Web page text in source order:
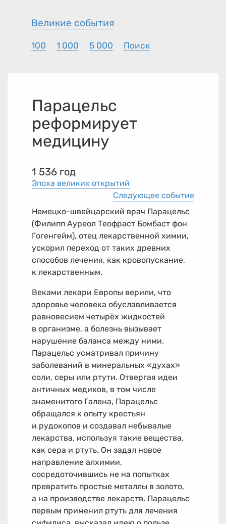
Великие события
100 1 000 5 000 Поиск
Парацельс
реформирует
медицину
1 536 год
Эпоха великих открытий
Следующее событие
Немецко-швейцарский врач Парацельс
(Филипп Ауреол Теофраст Бомбаст фон
Гогенгейм), отец лекарственной химии,
ускорил переход от таких древних
способов лечения, как кровопускание,
к лекарственным.
Веками лекари Европы верили, что
здоровье человека обуславливается
равновесием четырёх жидкостей
в организме, а болезнь вызывает
нарушение баланса между ними.
Парацельс усматривал причину
заболеваний в минеральных «духах»
соли, серы или ртути. Отвергая идеи
античных медиков, в том числе
знаменитого Галена, Парацельс
обращался к опыту крестьян
и рудокопов и создавал небывалые
лекарства, используя такие вещества,
как сера и ртуть. Он задал новое
направление алхимии,
сосредоточившись не на попытках
превратить простые металлы в золото,
а на производстве лекарств. Парацельс
первым применил ртуть для лечения